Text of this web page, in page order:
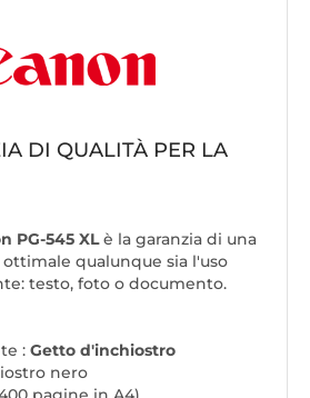
DI QUALITÀ PER LA
PG-545 XLè la garanzia di una
qualunque sia l'uso
testo, foto o documento.
: Getto d'inchiostro
nero